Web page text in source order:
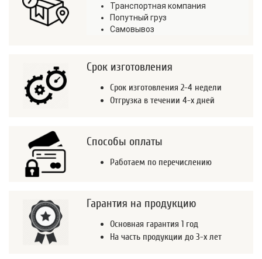
Транспортная компания
Попутный груз
Самовывоз
Срок изготовления
Срок изготовления 2-4 недели
Отгрузка в течении 4-х дней
Способы оплаты
Работаем по перечислению
Гарантия на продукцию
Основная гарантия 1 год
На часть продукции до 3-х лет